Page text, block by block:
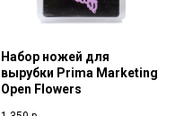
Набор ножей для
вырубки Prima Marketing
Open Flowers